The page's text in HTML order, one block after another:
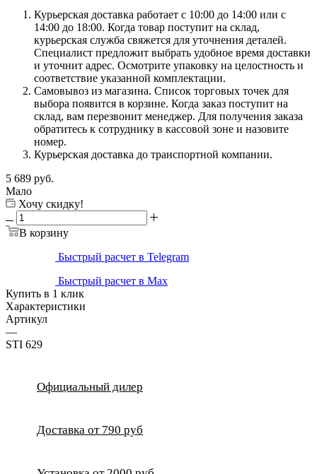
Курьерская доставка работает с 10:00 до 14:00 или с
14:00 до 18:00. Когда товар поступит на склад,
курьерская служба свяжется для уточнения деталей.
Специалист предложит выбрать удобное время доставки
и уточнит адрес. Осмотрите упаковку на целостность и
соответствие указанной комплектации.
Самовывоз из магазина. Список торговых точек для
выбора появится в корзине. Когда заказ поступит на
склад, вам перезвонит менеджер. Для получения заказа
обратитесь к сотруднику в кассовой зоне и назовите
номер.
Курьерская доставка до транспортной компании.
5 689 руб.
Мало
Хочу скидку!
В корзину
Быстрый расчет в Telegram
Быстрый расчет в Max
Купить в 1 клик
Характеристики
Артикул
—
STI 629
Официальный дилер
Доставка от 790 руб